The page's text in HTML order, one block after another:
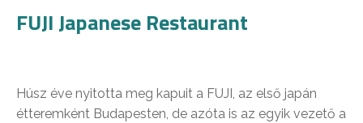
FUJI Japanese Restaurant
Húsz éve nyitotta meg kapuit a FUJI, az első japán
étteremként Budapesten, de azóta is az egyik vezető a